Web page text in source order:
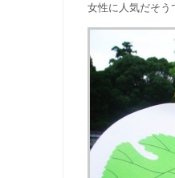
女性に人気だそう